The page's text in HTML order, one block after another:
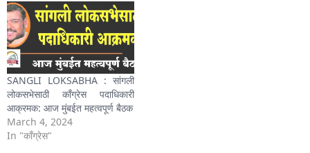
इच्छूक असलेल्या उमेदवारांच्या
मुलाखती घेण्यासाठी सोलापुरच्या
खासदार प्रणिती शिंदे यांची नियुक्ती
झाली आहे. दि. 1 ते 8 ऑक्टोबर
दरम्यान…
SANGLI LOKSABHA : सांगली
लोकसभेसाठी काँग्रेस पदाधिकारी
आक्रमक: आज मुंबईत महत्वपूर्ण बैठक
March 4, 2024
In "काँग्रेस"